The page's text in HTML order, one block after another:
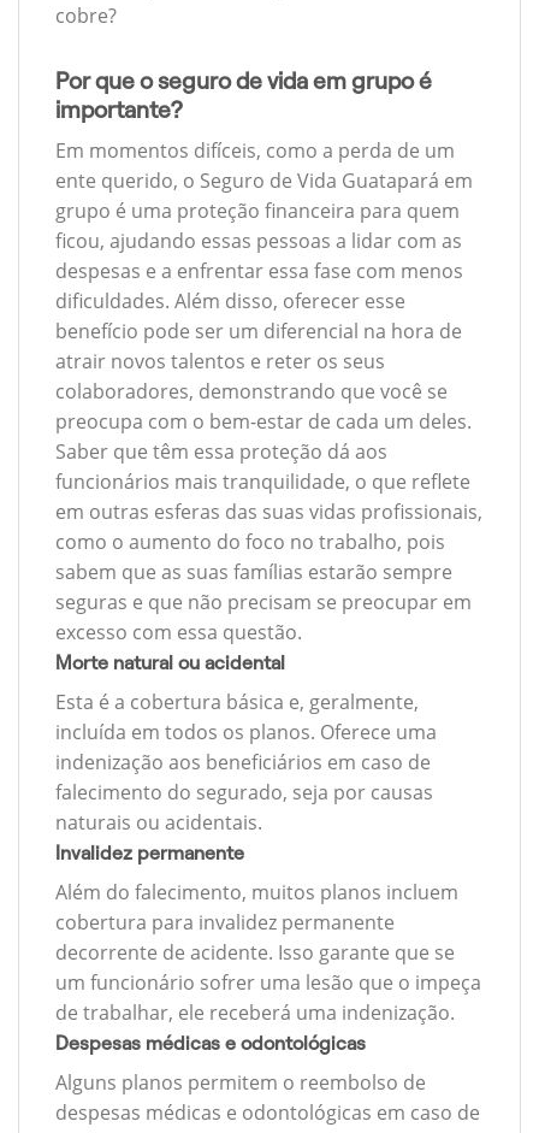
cobre?
Por que o seguro de vida em grupo é
importante?
Em momentos difíceis, como a perda de um
ente querido, o Seguro de Vida Guatapará em
grupo é uma proteção financeira para quem
ficou, ajudando essas pessoas a lidar com as
despesas e a enfrentar essa fase com menos
dificuldades. Além disso, oferecer esse
benefício pode ser um diferencial na hora de
atrair novos talentos e reter os seus
colaboradores, demonstrando que você se
preocupa com o bem-estar de cada um deles.
Saber que têm essa proteção dá aos
funcionários mais tranquilidade, o que reflete
em outras esferas das suas vidas profissionais,
como o aumento do foco no trabalho, pois
sabem que as suas famílias estarão sempre
seguras e que não precisam se preocupar em
excesso com essa questão.
Morte natural ou acidental
Esta é a cobertura básica e, geralmente,
incluída em todos os planos. Oferece uma
indenização aos beneficiários em caso de
falecimento do segurado, seja por causas
naturais ou acidentais.
Invalidez permanente
Além do falecimento, muitos planos incluem
cobertura para invalidez permanente
decorrente de acidente. Isso garante que se
um funcionário sofrer uma lesão que o impeça
de trabalhar, ele receberá uma indenização.
Despesas médicas e odontológicas
Alguns planos permitem o reembolso de
despesas médicas e odontológicas em caso de